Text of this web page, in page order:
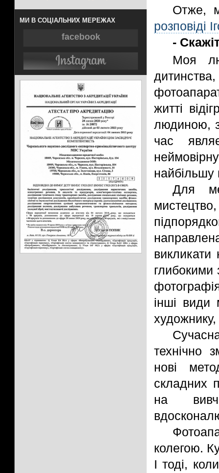
МИ В СОЦІАЛЬНИХ МЕРЕЖАХ
facebook
Отже,
розповіді
-
Моя
житті
людиною,
час
Для
викликати
глибокими
інші види
технічно
нові
складних
на
колегою.
І тоді,